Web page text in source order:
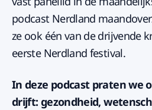
podcast Nerdland
ze ook één van de drijvende
eerste Nerdland festival.
In deze podcast praten we
drijft: gezondheid,